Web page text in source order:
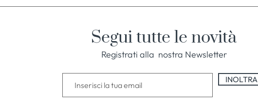
Segui tutte le novità
Registrati alla nostra Newsletter
INOLTRA